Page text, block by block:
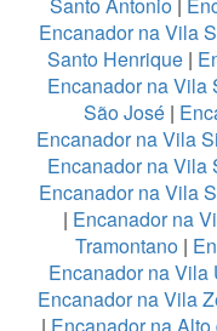
Encanador na Vila
Santo Henrique |
Encanador na Vila
São José|
Encanador na Vila
Encanador na Vila
Encanador na Vila
| Encanador na
Tramontano|
Encanador na Vila
Encanador na Vila
| Encanador na